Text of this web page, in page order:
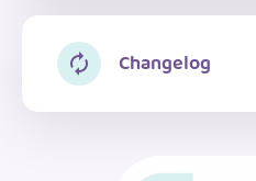
Changelog